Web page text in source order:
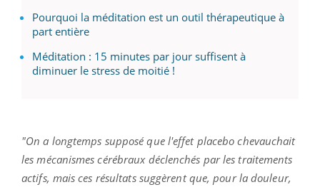
Pourquoi la méditation est un outil thérapeutique à
part entière
Méditation : 15 minutes par jour suffisent à
diminuer le stress de moitié !
"On a longtemps supposé que l'effet placebo chevauchait
les mécanismes cérébraux déclenchés par les traitements
actifs, mais ces résultats suggèrent que, pour la douleur,